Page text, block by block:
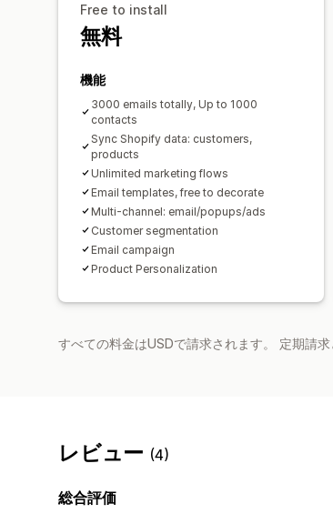
Free to install
無料
機能
3000 emails totally, Up to 1000
contacts
Sync Shopify data: customers,
products
Unlimited marketing flows
Email templates, free to decorate
Multi-channel: email/popups/ads
Customer segmentation
Email campaign
Product Personalization
すべての料金はUSDで請求されます。 定期請
レビュー (4)
総合評価